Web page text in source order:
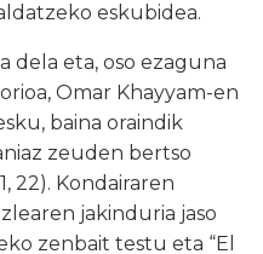
eskubidea.
dela eta, oso ezaguna
Omar Khayyam-en
baina oraindik
zeuden bertso
22). Kondairaren
jakinduria jaso
zenbait testu eta “El